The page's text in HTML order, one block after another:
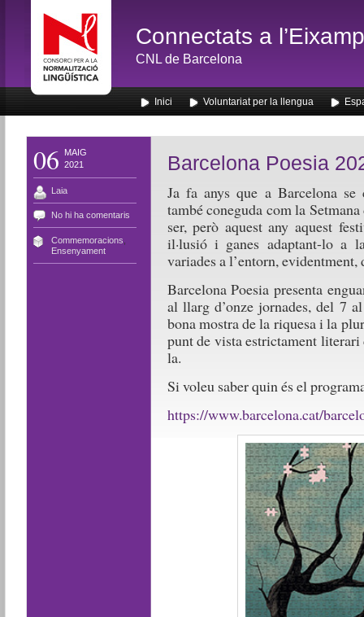
Connectats a
CNL de Barcelona
Inici Voluntariat per la llengua
06
MAIG
2021
Laia
No hi ha comentaris
Commemoracions
Ensenyament
Barcelona Poesia
Ja fa anys que a Barcelona se
també coneguda com la
ser, però aquest any aquest
il·lusió i ganes adaptant-lo a
variades a l’entorn, evidentment,
Barcelona Poesia presenta
al llarg d’onze jornades, del 7
bona mostra de la riquesa i la
punt de vista estrictament literari
la.
Si voleu saber quin és el
https://www.barcelona.cat/